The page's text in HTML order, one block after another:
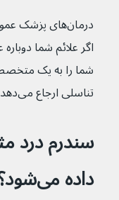
درمان‌های
اگر علائم شما
شما را به یک
تناسلی ارجاع می‌دهد.
سندرم درد
داده می‌شود؟